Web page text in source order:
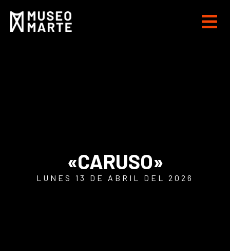
«CARUSO»
LUNES 13 DE ABRIL DEL 2026